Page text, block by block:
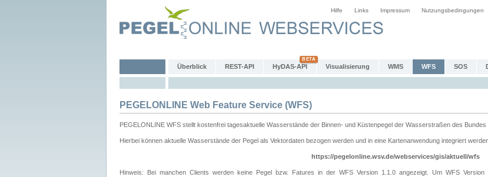
Hilfe Links Impressum Nutzungsbedingungen
Überblick REST-API HyDAS-API Visualisierung WMS WFS SOS
PEGELONLINE Web Feature Service (WFS)
PEGELONLINE WFS stellt kostenfrei tagesaktuelle Wasserstände der Binnen- und Küstenpegel der Wasserstraßen des Bundes
Hierbei können aktuelle Wasserstände der Pegel als Vektordaten bezogen werden und in eine Kartenanwendung integriert
https://pegelonline.wsv.de/webservices/gis/aktuell/wfs
Hinweis: Bei manchen Clients werden keine Pegel bzw. Fatures in der WFS Version 1.1.0 angezeigt. Um WFS